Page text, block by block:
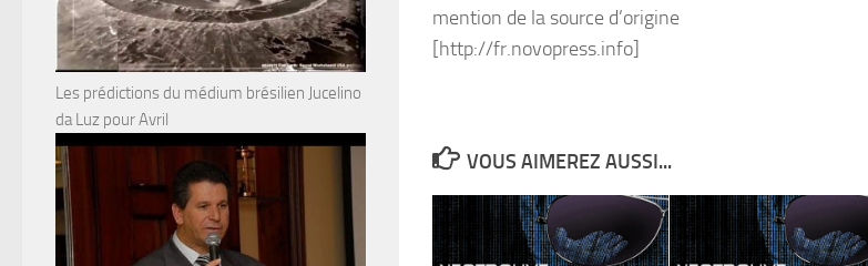
mention de la source d’origine
[http://fr.novopress.info]
VOUS AIMEREZ AUSSI...
Les prédictions du médium brésilien Jucelino
da Luz pour Avril